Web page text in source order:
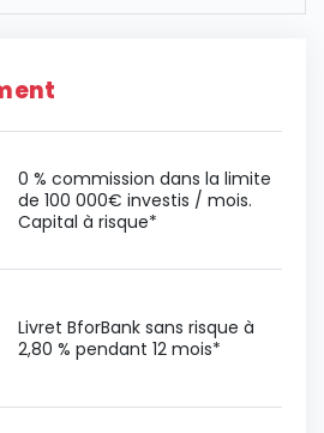
0 % commission dans la limite
de 100 000€ investis / mois.
Capital à risque*
Livret BforBank sans risque à
2,80 % pendant 12 mois*